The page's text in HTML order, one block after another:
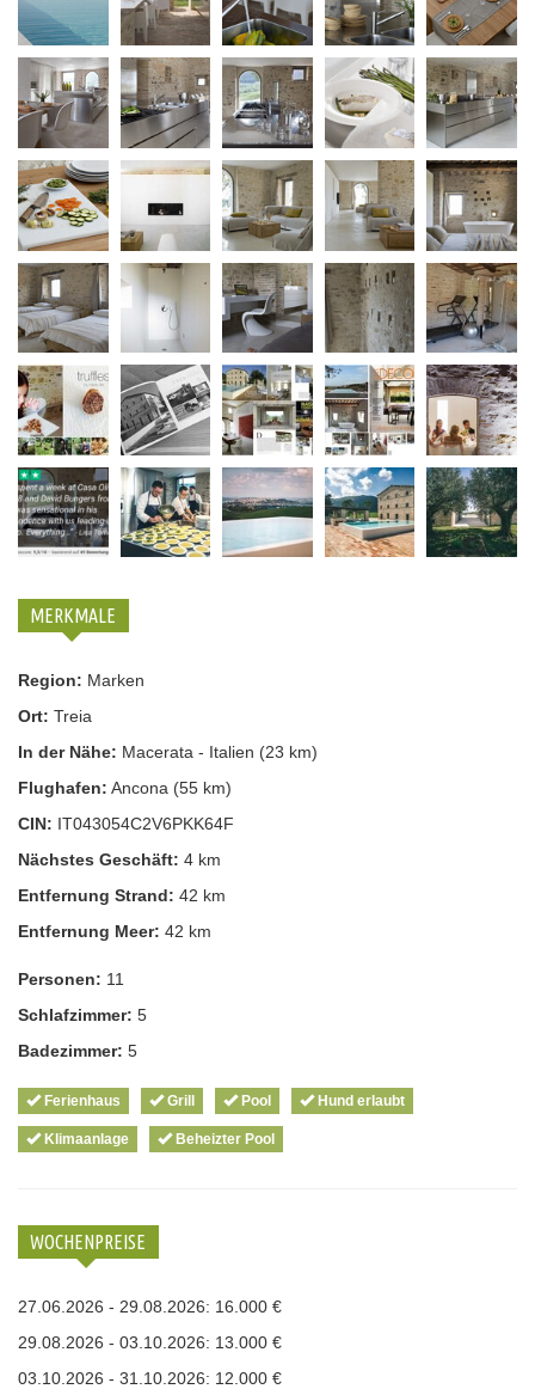
MERKMALE
Region: Marken
Ort: Treia
In der Nähe: Macerata - Italien (23 km)
Flughafen: Ancona (55 km)
CIN: IT043054C2V6PKK64F
Nächstes Geschäft: 4 km
Entfernung Strand: 42 km
Entfernung Meer: 42 km
Personen: 11
Schlafzimmer: 5
Badezimmer: 5
Ferienhaus Grill Pool Hund erlaubt
Klimaanlage Beheizter Pool
WOCHENPREISE
27.06.2026 - 29.08.2026: 16.000 €
29.08.2026 - 03.10.2026: 13.000 €
03.10.2026 - 31.10.2026: 12.000 €